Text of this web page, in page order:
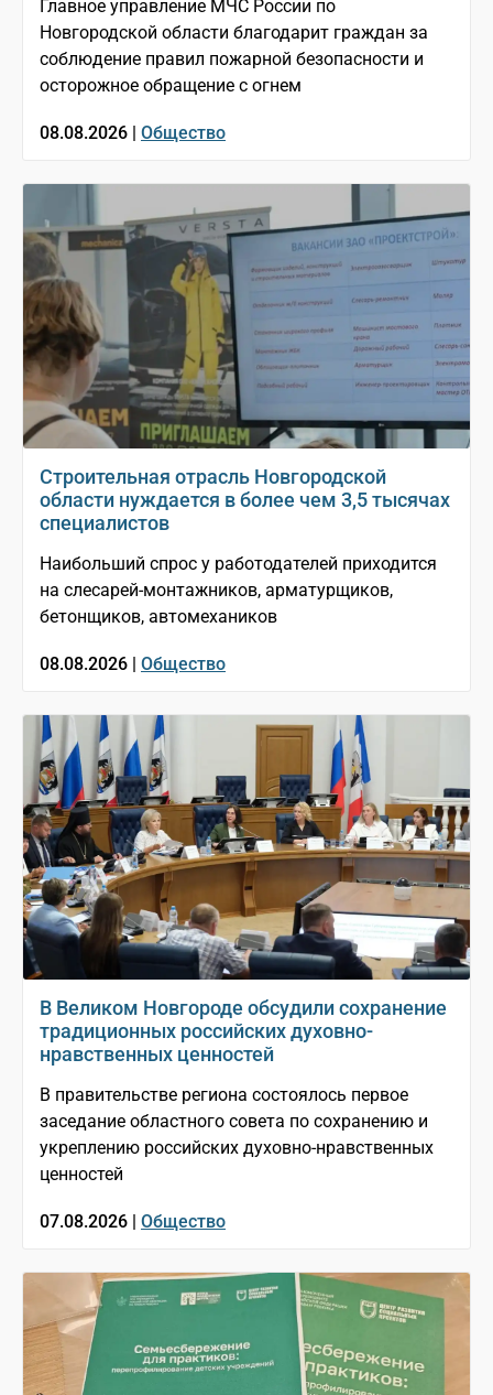
Главное управление МЧС России по
Новгородской области благодарит граждан за
соблюдение правил пожарной безопасности и
осторожное обращение с огнем
08.08.2026 | Общество
Строительная отрасль Новгородской
области нуждается в более чем 3,5 тысячах
специалистов
Наибольший спрос у работодателей приходится
на слесарей-монтажников, арматурщиков,
бетонщиков, автомехаников
08.08.2026 | Общество
В Великом Новгороде обсудили сохранение
традиционных российских духовно-
нравственных ценностей
В правительстве региона состоялось первое
заседание областного совета по сохранению и
укреплению российских духовно-нравственных
ценностей
07.08.2026 | Общество